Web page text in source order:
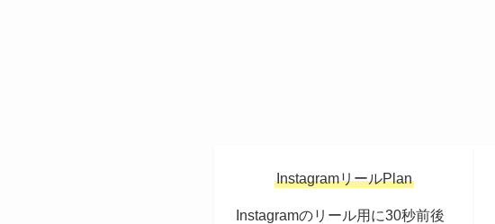
InstagramリールPlan
Instagramのリール用に30秒前後